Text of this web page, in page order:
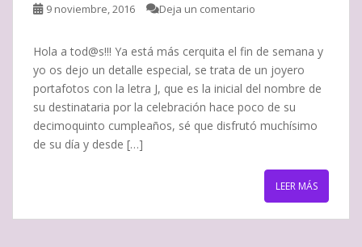
9 noviembre, 2016 Deja un comentario
Hola a tod@s!!! Ya está más cerquita el fin de semana y
yo os dejo un detalle especial, se trata de un joyero
portafotos con la letra J, que es la inicial del nombre de
su destinataria por la celebración hace poco de su
decimoquinto cumpleaños, sé que disfrutó muchísimo
de su día y desde […]
LEER MÁS